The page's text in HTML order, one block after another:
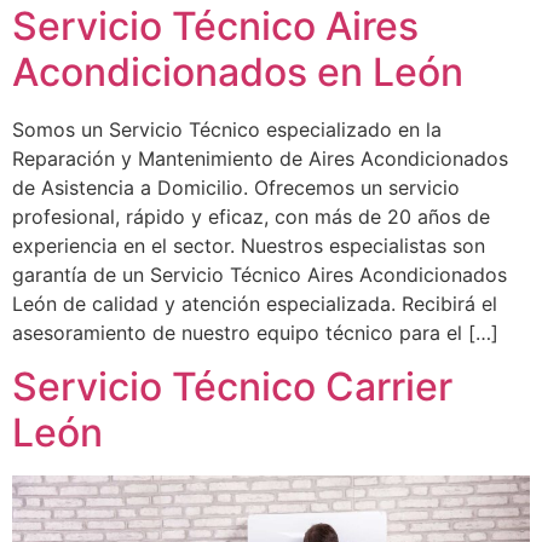
Servicio Técnico Aires
Acondicionados en León
Somos un Servicio Técnico especializado en la
Reparación y Mantenimiento de Aires Acondicionados
de Asistencia a Domicilio. Ofrecemos un servicio
profesional, rápido y eficaz, con más de 20 años de
experiencia en el sector. Nuestros especialistas son
garantía de un Servicio Técnico Aires Acondicionados
León de calidad y atención especializada. Recibirá el
asesoramiento de nuestro equipo técnico para el […]
Servicio Técnico Carrier
León